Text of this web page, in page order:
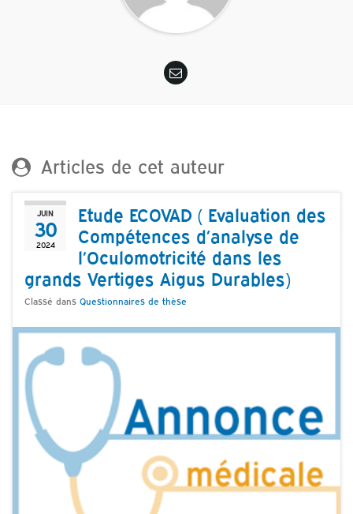
Articles de cet auteur
JUIN
30
2024
Etude ECOVAD ( Evaluation des
Compétences d’analyse de
l’Oculomotricité dans les
grands Vertiges Aigus Durables)
Classé dans Questionnaires de thèse